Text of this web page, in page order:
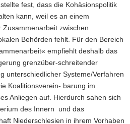
fest, dass die Kohäsionspolitik
kann, weil es an einem
zwischen
Behörden fehlt. Für den Bereich
empfiehlt deshalb das
grenzüber-schreitender
unterschiedlicher Systeme/Verfahren
Koalitionsverein- barung im
Anliegen auf. Hierdurch sahen sich
des Innern und das
Niederschlesien in ihrem Vorhaben